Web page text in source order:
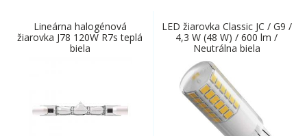
Lineárna halogénová
žiarovka J78 120W R7s teplá
biela
LED žiarovka Classic JC / G9 /
4,3 W (48 W) / 600 lm /
Neutrálna biela